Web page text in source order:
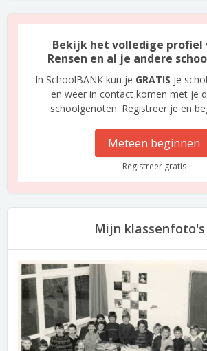
Bekijk het volledige profiel
Rensen en al je andere
In SchoolBANK kun je GRATIS je
en weer in contact komen met je
schoolgenoten. Registreer je en
Meteen beginnen
Registreer gratis
Mijn klassenfoto's